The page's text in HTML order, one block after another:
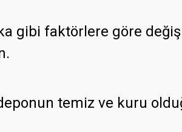
gibi faktörlere göre
temiz ve kuru